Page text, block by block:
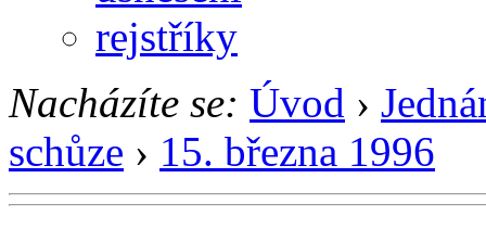
rejstříky
Nacházíte se: Úvod ›
schůze › 15. března 1996